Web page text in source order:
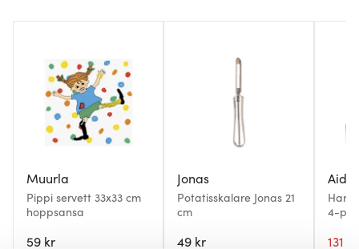
Muurla
Pippi servett 33x33 cm
hoppsansa
59 kr
Jonas
Potatisskalare Jonas 21
cm
49 kr
Aida
4-
131 kr